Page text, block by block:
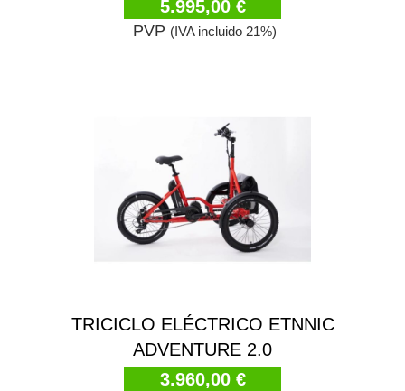
5.995,00 €
PVP (IVA incluido 21%)
TRICICLO ELÉCTRICO ETNNIC
ADVENTURE 2.0
3.960,00 €